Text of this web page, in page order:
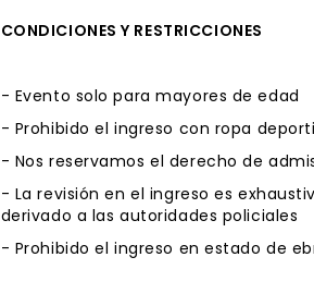
CONDICIONES Y RESTRICCIONES
- Evento solo para mayores de edad
- Prohibido el ingreso con ropa
- Nos reservamos el derecho de
- La revisión en el ingreso es
derivado a las autoridades policiales
- Prohibido el ingreso en estado de